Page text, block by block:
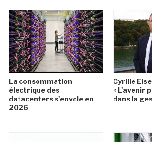
La consommation
électrique des
datacenters s'envole en
2026
Cyrille
« L'avenir
dans la